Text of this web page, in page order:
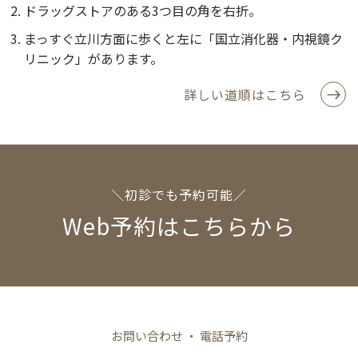
ドラッグストアのある3つ目の角を右折。
まっすぐ立川方面に歩くと左に「国立消化器・内視鏡ク
リニック」があります。
詳しい道順はこちら
＼初診でも予約可能／
Web予約はこちらから
お問い合わせ ・ 電話予約